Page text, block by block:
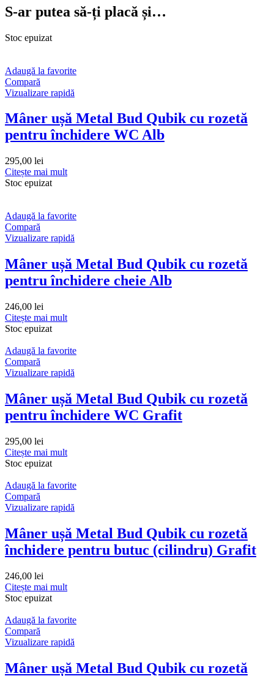
S-ar putea să-ți placă și…
Stoc epuizat
Adaugă la favorite
Compară
Vizualizare rapidă
Mâner ușă Metal Bud Qubik cu rozetă
pentru închidere WC Alb
295,00 lei
Citește mai mult
Stoc epuizat
Adaugă la favorite
Compară
Vizualizare rapidă
Mâner ușă Metal Bud Qubik cu rozetă
pentru închidere cheie Alb
246,00 lei
Citește mai mult
Stoc epuizat
Adaugă la favorite
Compară
Vizualizare rapidă
Mâner ușă Metal Bud Qubik cu rozetă
pentru închidere WC Grafit
295,00 lei
Citește mai mult
Stoc epuizat
Adaugă la favorite
Compară
Vizualizare rapidă
Mâner ușă Metal Bud Qubik cu rozetă
închidere pentru butuc (cilindru) Grafit
246,00 lei
Citește mai mult
Stoc epuizat
Adaugă la favorite
Compară
Vizualizare rapidă
Mâner ușă Metal Bud Qubik cu rozetă